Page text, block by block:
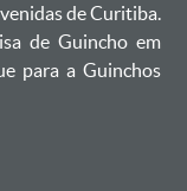
de Curitiba.
de Guincho em
para a Guinchos